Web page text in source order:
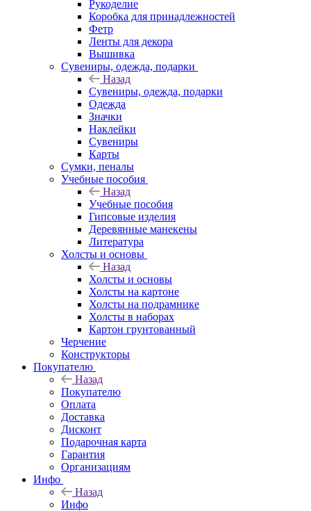
Рукоделие
Коробка для принадлежностей
Фетр
Ленты для декора
Вышивка
Сувениры, одежда, подарки
Назад
Сувениры, одежда, подарки
Одежда
Значки
Наклейки
Сувениры
Карты
Сумки, пеналы
Учебные пособия
Назад
Учебные пособия
Гипсовые изделия
Деревянные манекены
Литература
Холсты и основы
Назад
Холсты и основы
Холсты на картоне
Холсты на подрамнике
Холсты в наборах
Картон грунтованный
Черчение
Конструкторы
Покупателю
Назад
Покупателю
Оплата
Доставка
Дисконт
Подарочная карта
Гарантия
Организациям
Инфо
Назад
Инфо